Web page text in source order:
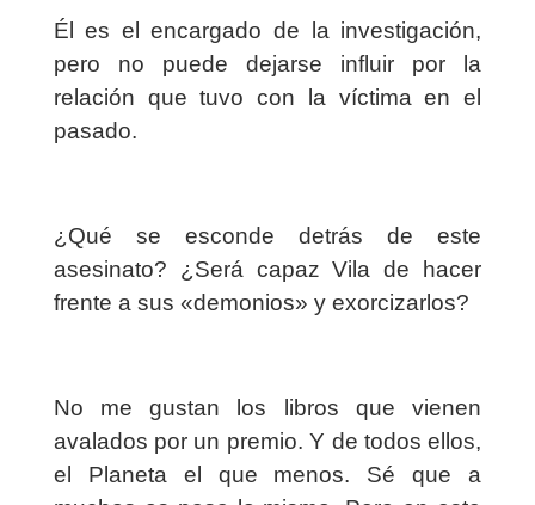
Él es el encargado de la investigación,
pero no puede dejarse influir por la
relación que tuvo con la víctima en el
pasado.
¿Qué se esconde detrás de este
asesinato? ¿Será capaz Vila de hacer
frente a sus «demonios» y exorcizarlos?
No me gustan los libros que vienen
avalados por un premio. Y de todos ellos,
el Planeta el que menos. Sé que a